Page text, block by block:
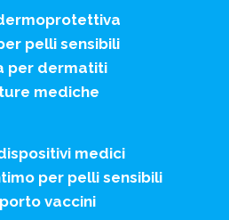
pelli sensibili
per dermatiti
mediche
medici
per pelli sensibili
vaccini